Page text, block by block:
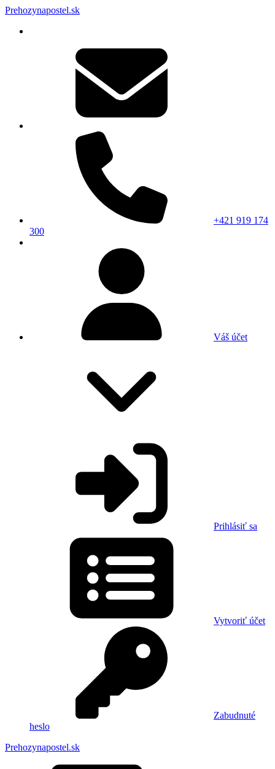
Prehozynapostel.sk
+421 919 174
300
Váš účet
Prihlásiť sa
Vytvoriť účet
Zabudnuté
heslo
Prehozynapostel.sk